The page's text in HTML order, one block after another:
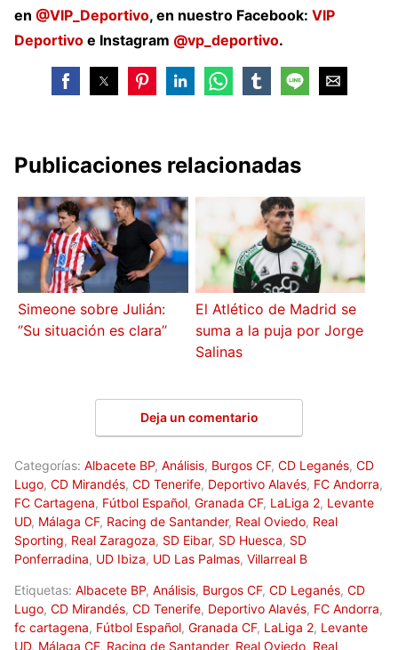
en @VIP_Deportivo, en nuestro Facebook: VIP
Deportivo e Instagram @vp_deportivo.
Publicaciones relacionadas
Simeone sobre Julián:
‘’Su situación es clara’’
El Atlético de Madrid se
suma a la puja por Jorge
Salinas
Deja un comentario
Categorías: Albacete BP, Análisis, Burgos CF, CD Leganés, CD
Lugo, CD Mirandés, CD Tenerife, Deportivo Alavés, FC Andorra,
FC Cartagena, Fútbol Español, Granada CF, LaLiga 2, Levante
UD, Málaga CF, Racing de Santander, Real Oviedo, Real
Sporting, Real Zaragoza, SD Eibar, SD Huesca, SD
Ponferradina, UD Ibiza, UD Las Palmas, Villarreal B
Etiquetas: Albacete BP, Análisis, Burgos CF, CD Leganés, CD
Lugo, CD Mirandés, CD Tenerife, Deportivo Alavés, FC Andorra,
fc cartagena, Fútbol Español, Granada CF, LaLiga 2, Levante
UD, Málaga CF, Racing de Santander, Real Oviedo, Real